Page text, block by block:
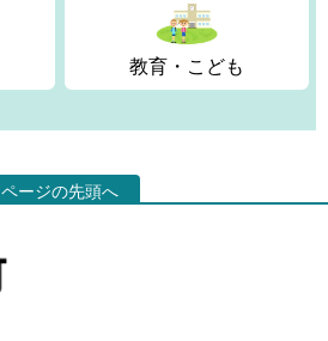
教育・こども
ページの先頭へ